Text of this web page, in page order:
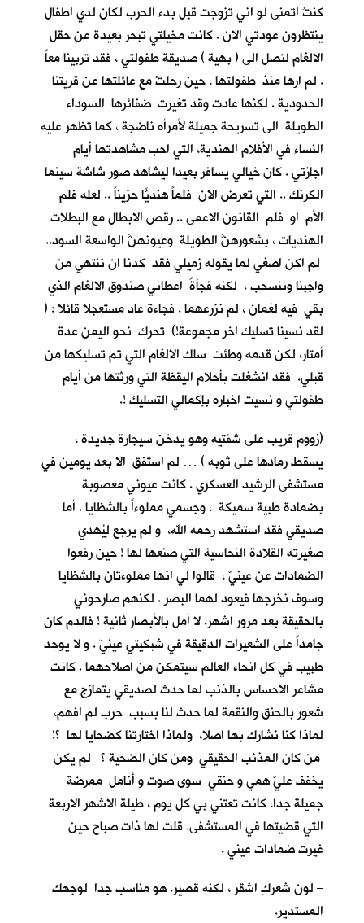
كنتُ اتمنى لو اني تزوجت قبل بدء الحرب لكان لدي اطفال
ينتظرون عودتي الان . كانت مخيلتي تبحر بعيدة عن حقل
الالغام لتصل الى ( بهية ) صديقة طفولتي ، فقد تربينا معاً
. لم ارها منذ طفولتها ، حين رحلتْ مع عائلتها عن قريتنا
الحدودية . لكنها عادت وقد تغيرت ضفائرها السوداء
الطويلة الى تسريحة جميلة لأمرأه ناضجة ، كما تظهر عليه
النساء في الأفلام الهندية، التي احب مشاهدتها أيام
اجازتي . كان خيالي يسافر بعيدا ليشاهد صور شاشة سينما
الكرنك .. التي تعرض الان فلماً هنديّاً حزيناً .. لعله فلم
الأم او فلم القانون الاعمى .. رقص الابطال مع البطلات
الهنديات ، بشعورهنَّ الطويلة وعيونهنَّ الواسعة السود..
لم اكن اصغي لما يقوله زميلي فقد كدنا ان ننتهي من
واجبنا وننسحب . لكنه فجأةً اعطاني صندوق الالغام الذي
بقي فيه لغمان ، لم نزرعهما . فجاءة عاد مستعجلا قائلا : (
لقد نسينا تسليك اخر مجموعة!) تحرك نحو اليمن عدة
أمتار، لكن قدمه وطئت سلك الالغام التي تم تسليكها من
قبلي. فقد انشغلت بأحلام اليقظة التي ورثتها من أيام
طفولتي و نسيت اخباره بإكمالي التسليك !.
(زووم قريب على شفتيه وهو يدخن سيجارة جديدة ،
يسقط رمادها على ثوبه ) … لم استفق الا بعد يومين في
مستشفى الرشيد العسكري . كانت عيوني معصوبة
بضمادة طبية سميكة ، وجسمي مملوءاً بالشظايا . أما
صديقي فقد استشهد رحمه الله، و لم يرجع لِيُهدي
صغيرته القلادة النحاسية التي صنعها لها ! حين رفعوا
الضمادات عن عينيّ ، قالوا لي انها مملوءتان بالشظايا
وسوف نخرجها فيعود لهما البصر . لكنهم صارحوني
بالحقيقة بعد مرور اشهر. لا أمل بالأبصار ثانية ! فالدم كان
جامداً على الشعيرات الدقيقة في شبكيتي عينيّ . و لا يوجد
طبيب في كل انحاء العالم سيتمكن من اصلاحهما . كانت
مشاعر الاحساس بالذنب لما حدث لصديقي يتمازج مع
شعور بالحنق والنقمة لما حدث لنا بسبب حرب لم افهم،
لماذا كنا نشارك بها اصلا، ولماذا اختارتنا كضحايا لها ؟!
من كان المذنب الحقيقي ومن كان الضحية ؟ لم يكن
يخفف عليّ همي و حنقي سوى صوت و أنامل ممرضة
جميلة جدا، كانت تعتني بي كل يوم ، طيلة الاشهر الاربعة
التي قضيتها في المستشفى. قلت لها ذات صباح حين
غيرت ضمادات عيني .
– لون شعركِ اشقر ، لكنه قصير. هو مناسب جدا لوجهك
المستدير.